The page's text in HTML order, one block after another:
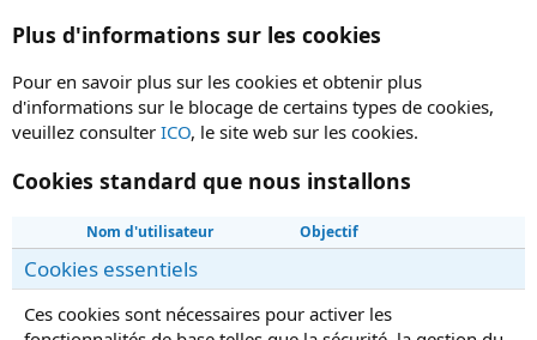
Plus d'informations sur les cookies
Pour en savoir plus sur les cookies et obtenir plus
d'informations sur le blocage de certains types de cookies,
veuillez consulter ICO, le site web sur les cookies.
Cookies standard que nous installons
Nom d'utilisateur Objectif
Cookies essentiels
Ces cookies sont nécessaires pour activer les